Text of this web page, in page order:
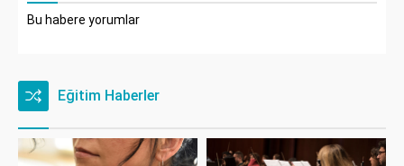
Bu habere yorumlar
Eğitim Haberler